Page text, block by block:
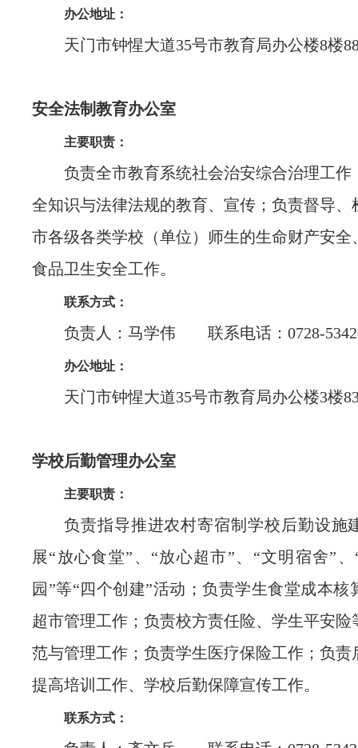
办公地址：
天门市钟惺大道35号市教育局办公楼8楼
安全法制教育办公室
主要职责：
负责全市教育系统社会治安综合治理工作
全知识与法律法规的教育、宣传；负责督导、
市各级各类学校（单位）师生的生命财产安全
食品卫生安全工作。
联系方式：
负责人：马学伟 联系电话：0728-
办公地址：
天门市钟惺大道35号市教育局办公楼3楼
学校后勤管理办公室
主要职责：
负责指导推进农村寄宿制学校后勤设施
展“放心食堂”、“放心超市”、“文明宿舍”
园”等“四个创建”活动；负责学生食堂成本核
超市管理工作；负责校方责任险、学生平安险
范与管理工作；负责学生医疗保险工作；负责
提高培训工作、学校后勤保障宣传工作。
联系方式：